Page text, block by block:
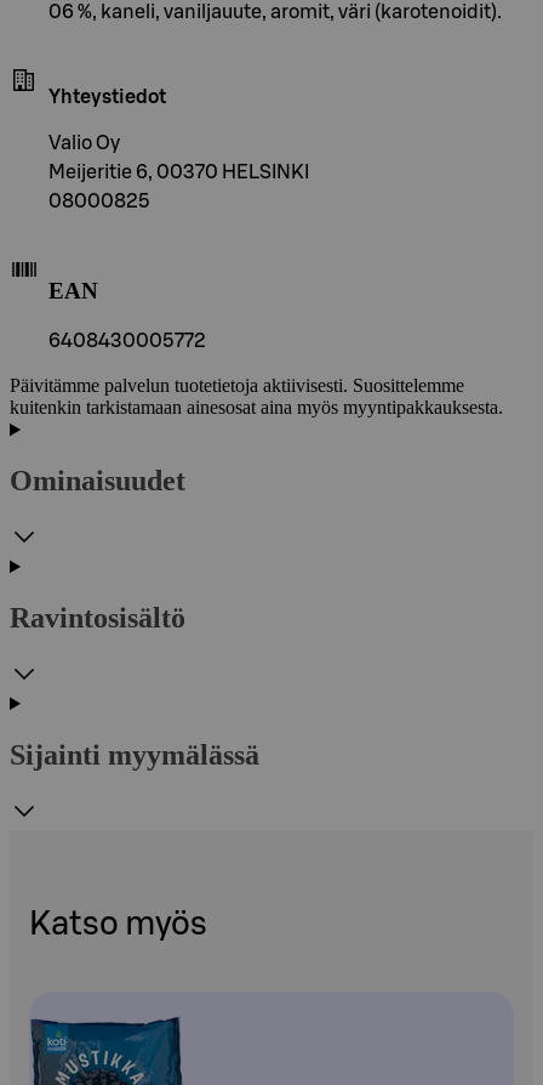
06 %, kaneli, vaniljauute, aromit, väri (karotenoidit).
Yhteystiedot
Valio Oy
Meijeritie 6, 00370 HELSINKI
08000825
EAN
6408430005772
Päivitämme palvelun tuotetietoja aktiivisesti. Suosittelemme
kuitenkin tarkistamaan ainesosat aina myös myyntipakkauksesta.
Ominaisuudet
Ravintosisältö
Sijainti myymälässä
Katso myös